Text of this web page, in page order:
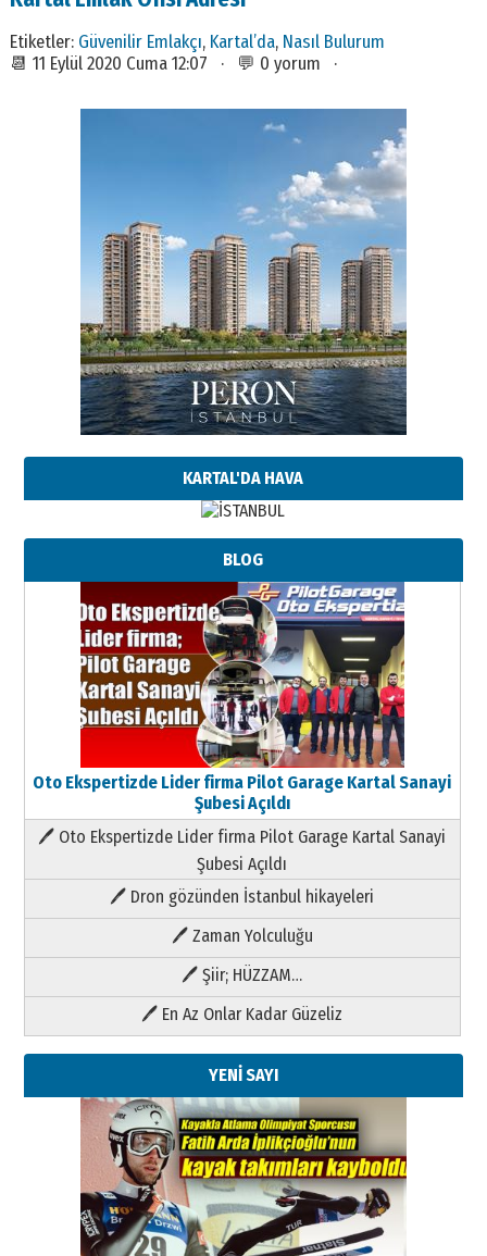
Etiketler: Güvenilir Emlakçı, Kartal’da, Nasıl Bulurum
📆 11 Eylül 2020 Cuma 12:07 · 💬 0 yorum ·
KARTAL'DA HAVA
BLOG
Oto Ekspertizde Lider firma Pilot Garage Kartal Sanayi
Şubesi Açıldı
🖊 Oto Ekspertizde Lider firma Pilot Garage Kartal Sanayi
Şubesi Açıldı
🖊 Dron gözünden İstanbul hikayeleri
🖊 Zaman Yolculuğu
🖊 Şiir; HÜZZAM…
🖊 En Az Onlar Kadar Güzeliz
YENİ SAYI